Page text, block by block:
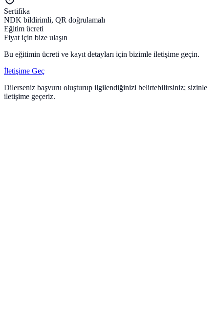
Sertifika
NDK bildirimli, QR doğrulamalı
Eğitim ücreti
Fiyat için bize ulaşın
Bu eğitimin ücreti ve kayıt detayları için bizimle iletişime geçin.
İletişime Geç
Dilerseniz başvuru oluşturup ilgilendiğinizi belirtebilirsiniz; sizinle
iletişime geçeriz.